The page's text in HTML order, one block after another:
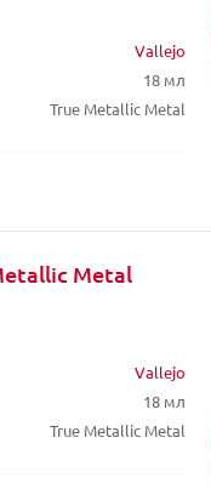
Vallejo
18 мл
True Metallic Metal
Metal
Vallejo
18 мл
True Metallic Metal